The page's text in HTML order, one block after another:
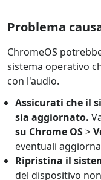
Problema
ChromeOS
sistema operativo
con l'audio.
Assicurati che il
sia aggiornato.
su Chrome OS>
eventuali
Ripristina il
del dispositivo